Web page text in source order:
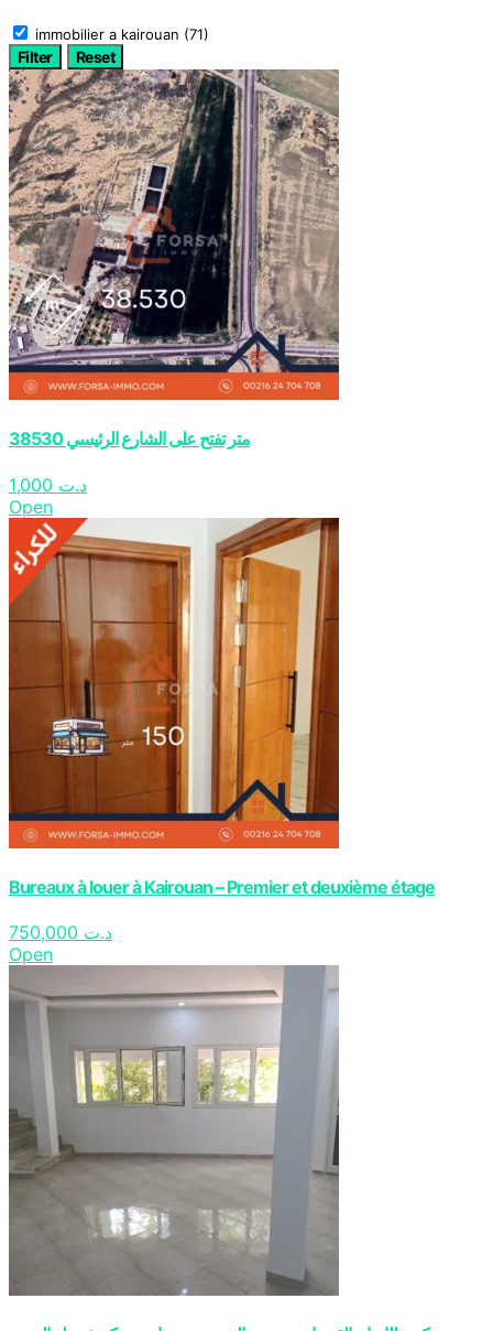
immobilier a kairouan (71)
Filter Reset
38530 متر تفتح على الشارع الرئيسي
د.ت
Open
Bureaux à louer à Kairouan – Premier et deuxième étage
د.ت
Open